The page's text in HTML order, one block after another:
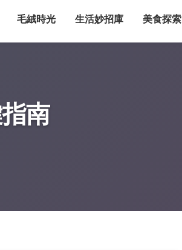
毛絨時光 生活妙招庫 美食探索
南